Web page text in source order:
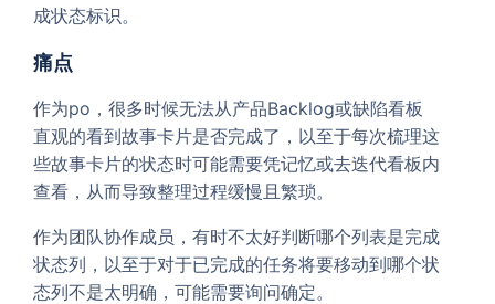
成状态标识。
痛点
作为po，很多时候无法从产品Backlog或缺陷看板
直观的看到故事卡片是否完成了，以至于每次梳理这
些故事卡片的状态时可能需要凭记忆或去迭代看板内
查看，从而导致整理过程缓慢且繁琐。
作为团队协作成员，有时不太好判断哪个列表是完成
状态列，以至于对于已完成的任务将要移动到哪个状
态列不是太明确，可能需要询问确定。